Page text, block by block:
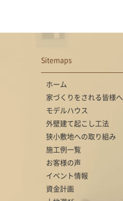
Sitemaps
ホーム
家づくりをされる皆様へ
モデルハウス
外壁建て起こし工法
狭小敷地への取り組み
施工例一覧
お客様の声
イベント情報
資金計画